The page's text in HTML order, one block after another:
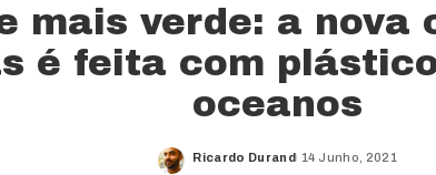
mais verde: a nova
é feita com
oceanos
Posted
Ricardo Durand 14 Junho, 2021